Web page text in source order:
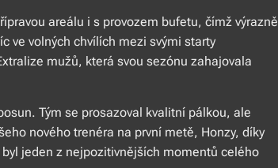
areálu i s provozem bufetu, čímž výrazně
ve volných chvílích mezi svými starty
mužů, která svou sezónu zahajovala
Tým se prosazoval kvalitní pálkou, ale
nového trenéra na první metě, Honzy, díky
jeden z nejpozitivnějších momentů celého